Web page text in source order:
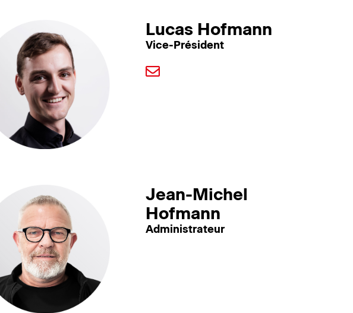
Lucas Hofmann
Vice-Président
Jean-Michel
Hofmann
Administrateur